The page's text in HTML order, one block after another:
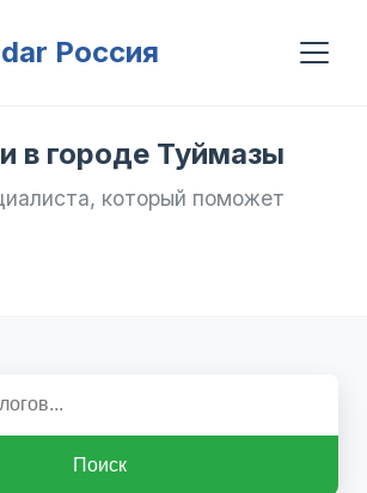
Россия
в городе Туймазы
который поможет
Поиск